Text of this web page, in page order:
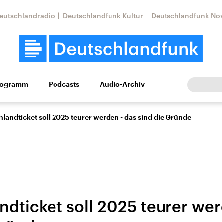
Deutschlandfunk Kultur Deutschlandfunk
Wissen Kultur Europa
Nahostkonflikt
Iran
Podcasts Audio-Archiv
soll 2025 teurer werden - das sind die Gründe
soll 2025 teurer